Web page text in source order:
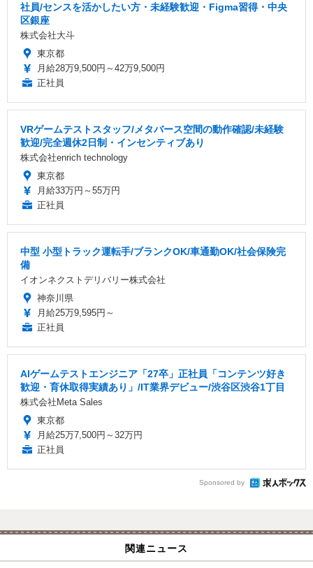
社員/センスを活かしたい方・未経験歓迎・Figma習得・中央
区銀座
株式会社大斗
東京都
月給28万9,500円～42万9,500円
正社員
VRゲームテストスタッフ/メタバース空間の動作確認/未経験
歓迎/完全週休2日制・インセンティブあり
株式会社enrich technology
東京都
月給33万円～55万円
正社員
中型 小型トラック運転手/ブランクOK/車通勤OK/社会保険完
備
イオンネクストデリバリー株式会社
神奈川県
月給25万9,595円～
正社員
AIゲームテストエンジニア「27卒」正社員「コンテンツ好き
歓迎・育休取得実績あり」/IT業界デビュー/渋谷区渋谷1丁目
株式会社Meta Sales
東京都
月給25万7,500円～32万円
正社員
Sponsored by
関連ニュース